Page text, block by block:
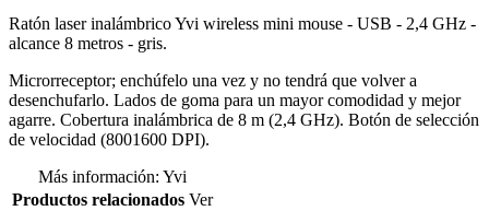
Ratón laser inalámbrico Yvi wireless mini mouse - USB - 2,4 GHz -
alcance 8 metros - gris.
Microrreceptor; enchúfelo una vez y no tendrá que volver a
desenchufarlo. Lados de goma para un mayor comodidad y mejor
agarre. Cobertura inalámbrica de 8 m (2,4 GHz). Botón de selección
de velocidad (8001600 DPI).
Más información: Yvi
Productos relacionados Ver